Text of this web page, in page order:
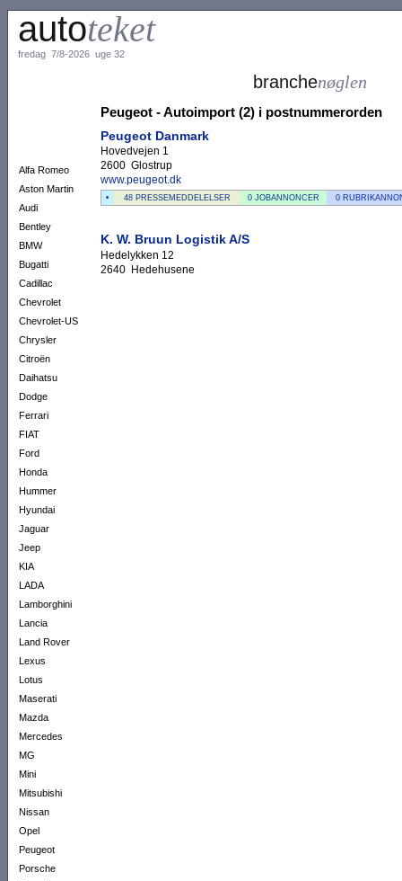
autoteket
fredag 7/8-2026 uge 32
Alfa Romeo
Aston Martin
Audi
Bentley
BMW
Bugatti
Cadillac
Chevrolet
Chevrolet-US
Chrysler
Citroën
Daihatsu
Dodge
Ferrari
FIAT
Ford
Honda
Hummer
Hyundai
Jaguar
Jeep
KIA
LADA
Lamborghini
Lancia
Land Rover
Lexus
Lotus
Maserati
Mazda
Mercedes
MG
Mini
Mitsubishi
Nissan
Opel
Peugeot
Porsche
branchenøglen
Peugeot - Autoimport (2) i postnummerorden
Peugeot Danmark
Hovedvejen 1
2600 Glostrup
www.peugeot.dk
• 48 PRESSEMEDDELELSER 0 JOBANNONCER 0
K. W. Bruun Logistik A/S
Hedelykken 12
2640 Hedehusene